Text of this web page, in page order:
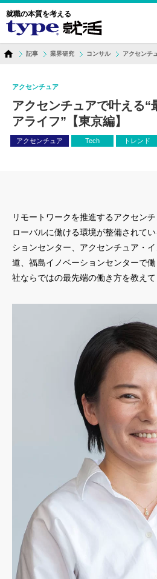
就職の本質を考える
記事 業界研究 コンサル アクセンチ
アクセンチュア
アクセンチュアで叶える“
アライフ”【東京編】
アクセンチュア Tech トレンド
リモートワークを推進するアクセン
ローバルに働ける環境が整備されて
ションセンター、アクセンチュア・
道、福島イノベーションセンターで
社ならではの最先端の働き方を教えて